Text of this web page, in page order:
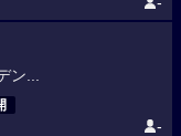
ン...
-